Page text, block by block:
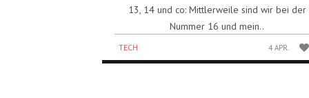
13, 14 und co: Mittlerweile sind wir bei der
Nummer 16 und mein..
TECH 4 APR.